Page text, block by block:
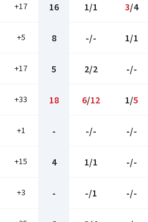
+17 16 1/1 3/4
+5 8 -/- 1/1
+17 5 2/2 -/-
+33 18 6/12 1/5
+1 - -/- -/-
+15 4 1/1 -/-
+3 - -/1 -/-